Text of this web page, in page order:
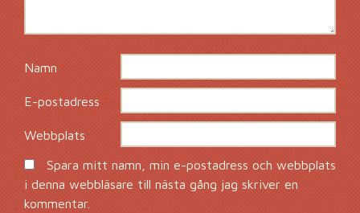
Namn *
E-postadress*
Webbplats
Spara mitt namn, min e-postadress och webbplats
i denna webbläsare till nästa gång jag skriver en
kommentar.